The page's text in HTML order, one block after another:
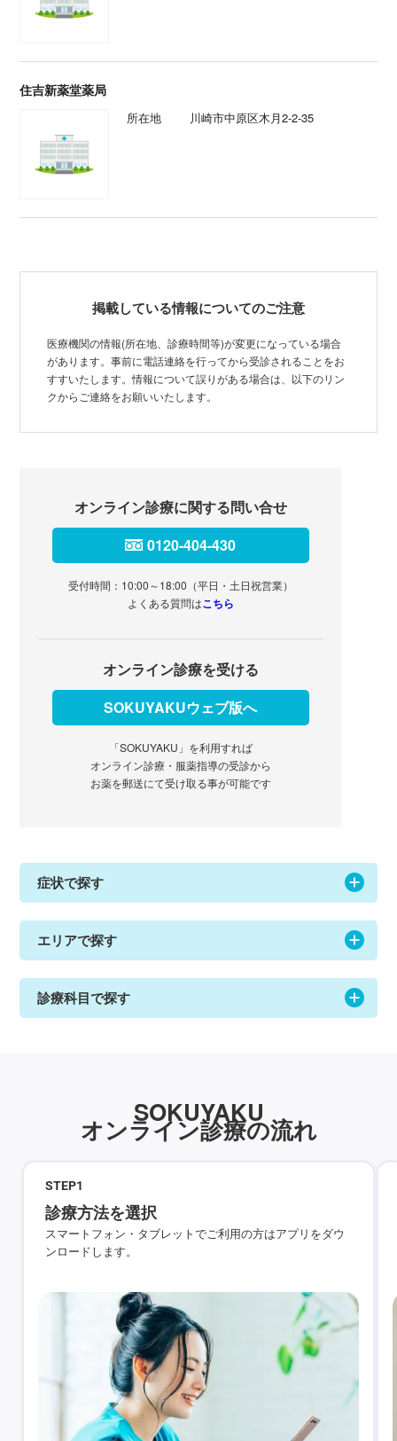
住吉新薬堂薬局
所在地 川崎市中原区木月2-2-35
掲載している情報についてのご注意
医療機関の情報(所在地、診療時間等)が変更になっている場合
があります。事前に電話連絡を行ってから受診されることをお
すすいたします。情報について誤りがある場合は、以下のリン
クからご連絡をお願いいたします。
オンライン診療に関する問い合せ
0120-404-430
受付時間：10:00～18:00（平日・土日祝営業）
よくある質問はこちら
オンライン診療を受ける
SOKUYAKUウェブ版へ
「SOKUYAKU」を利用すれば
オンライン診療・服薬指導の受診から
お薬を郵送にて受け取る事が可能です
症状で探す
エリアで探す
診療科目で探す
SOKUYAKU
オンライン診療の流れ
STEP1
診療方法を選択
スマートフォン・タブレットでご利用の方はアプリをダウ
ンロードします。